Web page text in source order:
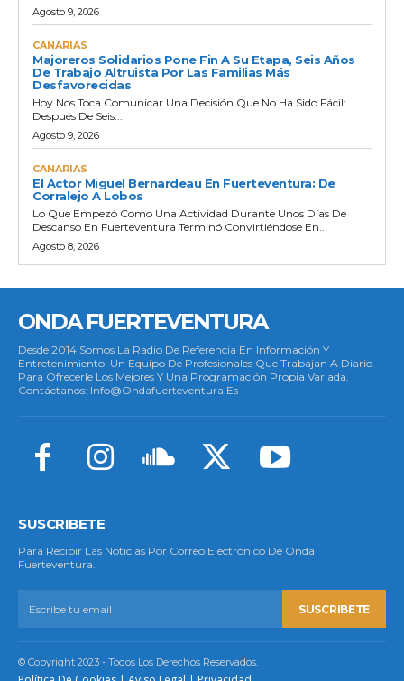
Agosto 9, 2026
CANARIAS
Majoreros Solidarios Pone Fin A Su Etapa, Seis Años
De Trabajo Altruista Por Las Familias Más
Desfavorecidas
Hoy Nos Toca Comunicar Una Decisión Que No Ha Sido Fácil:
Después De Seis...
Agosto 9, 2026
CANARIAS
El Actor Miguel Bernardeau En Fuerteventura: De
Corralejo A Lobos
Lo Que Empezó Como Una Actividad Durante Unos Días De
Descanso En Fuerteventura Terminó Convirtiéndose En...
Agosto 8, 2026
ONDA FUERTEVENTURA
Desde 2014 Somos La Radio De Referencia En Información Y
Entretenimiento. Un Equipo De Profesionales Que Trabajan A Diario
Para Ofrecerle Los Mejores Y Una Programación Propia Variada.
Contáctanos: Info@ondafuerteventura.es
SUSCRIBETE
Para Recibir Las Noticias Por Correo Electrónico De Onda
Fuerteventura.
SUSCRIBETE
© Copyright 2023 - Todos Los Derechos Reservados.